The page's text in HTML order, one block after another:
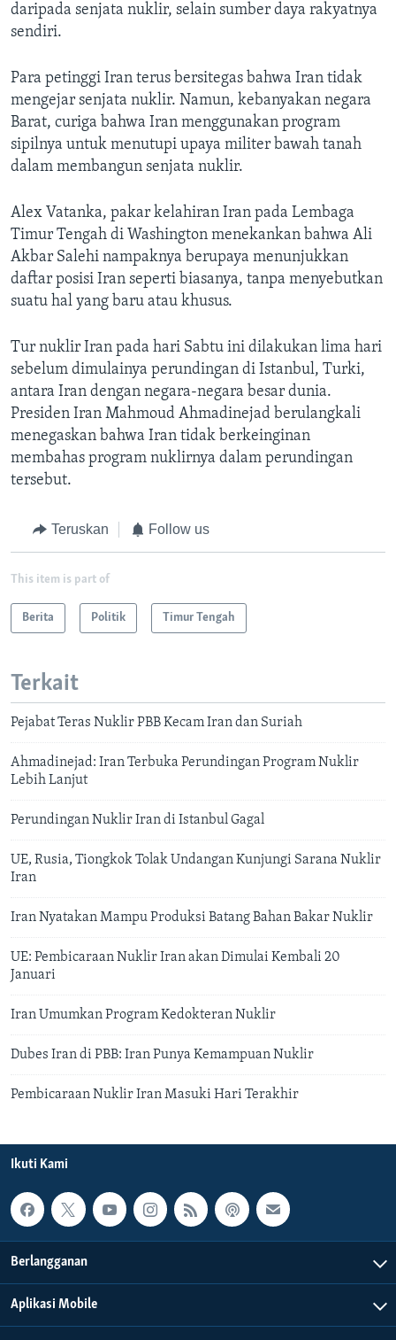
daripada senjata nuklir, selain sumber daya rakyatnya
sendiri.
Para petinggi Iran terus bersitegas bahwa Iran tidak
mengejar senjata nuklir. Namun, kebanyakan negara
Barat, curiga bahwa Iran menggunakan program
sipilnya untuk menutupi upaya militer bawah tanah
dalam membangun senjata nuklir.
Alex Vatanka, pakar kelahiran Iran pada Lembaga
Timur Tengah di Washington menekankan bahwa Ali
Akbar Salehi nampaknya berupaya menunjukkan
daftar posisi Iran seperti biasanya, tanpa menyebutkan
suatu hal yang baru atau khusus.
Tur nuklir Iran pada hari Sabtu ini dilakukan lima hari
sebelum dimulainya perundingan di Istanbul, Turki,
antara Iran dengan negara-negara besar dunia.
Presiden Iran Mahmoud Ahmadinejad berulangkali
menegaskan bahwa Iran tidak berkeinginan
membahas program nuklirnya dalam perundingan
tersebut.
Teruskan Follow us
This item is part of
Berita Politik Timur Tengah
Terkait
Pejabat Teras Nuklir PBB Kecam Iran dan Suriah
Ahmadinejad: Iran Terbuka Perundingan Program Nuklir
Lebih Lanjut
Perundingan Nuklir Iran di Istanbul Gagal
UE, Rusia, Tiongkok Tolak Undangan Kunjungi Sarana Nuklir
Iran
Iran Nyatakan Mampu Produksi Batang Bahan Bakar Nuklir
UE: Pembicaraan Nuklir Iran akan Dimulai Kembali 20
Januari
Iran Umumkan Program Kedokteran Nuklir
Dubes Iran di PBB: Iran Punya Kemampuan Nuklir
Pembicaraan Nuklir Iran Masuki Hari Terakhir
Ikuti Kami
Berlangganan
Aplikasi Mobile